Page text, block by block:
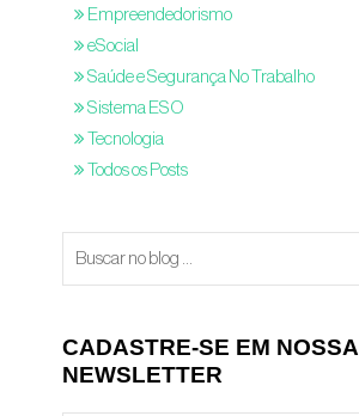
Empreendedorismo
eSocial
Saúde e Segurança No Trabalho
Sistema ESO
Tecnologia
Todos os Posts
CADASTRE-SE EM NOSSA
NEWSLETTER